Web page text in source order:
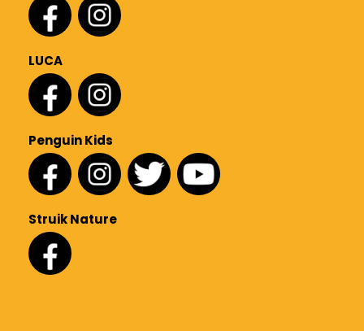
LUCA
Penguin Kids
Struik Nature